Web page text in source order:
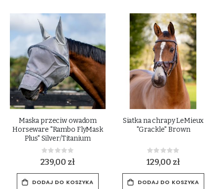
Maska przeciw owadom
Horseware "Rambo FlyMask
Plus" Silver/Titanium
Rating:
0%
239,00 zł
DODAJ DO KOSZYKA
Siatka na chrapy LeMieux
"Grackle" Brown
Rating:
0%
129,00 zł
DODAJ DO KOSZYKA